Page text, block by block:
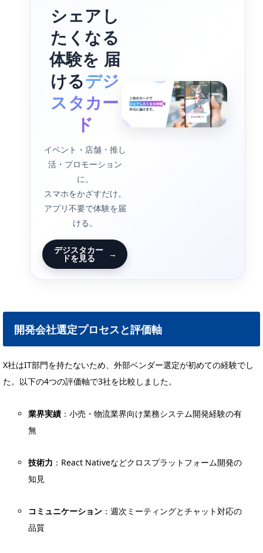
シェアし
たくなる
体験を 届
けるデジ
スタカー
ド
イベント・店舗・推し
活・プロモーション
に。
スマホをかざすだけ。
アプリ不要で体験を届
ける。
デジスタカー
ドを見る →
開発会社選定プロセスと評価軸
X社はIT部門を持たないため、外部ベンダー選定が初めての経験でし
た。以下の4つの評価軸で3社を比較しました。
業界実績 ：小売・物流業界向け業務システム開発経験の有
無
技術力 ：React Nativeなどクロスプラットフォーム開発の
知見
コミュニケーション ：週次ミーティングとチャット対応の
品質